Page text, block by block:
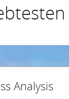
Analysis